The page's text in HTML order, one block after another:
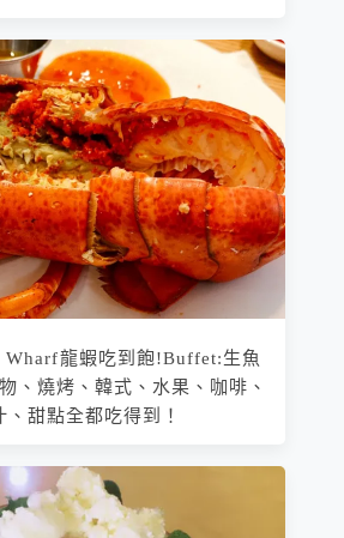
Wharf龍蝦吃到飽!Buffet:生魚
、燒烤、韓式、水果、咖啡、
、甜點全都吃得到！